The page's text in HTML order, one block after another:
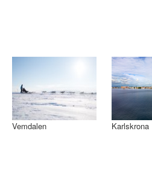
Vemdalen Karlskrona